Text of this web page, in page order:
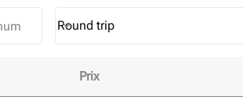
Journey Types option Round trip
Round trip
keyboard_arrow_down
Prix